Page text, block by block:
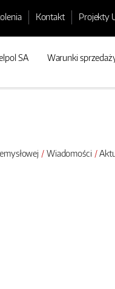
Kontakt Projekty
SA Warunki
Wiadomości